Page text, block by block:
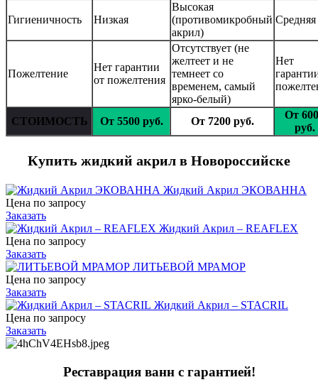
Гигиеничность Низкая
Высокая
(противомикробный
акрил)
Средняя
Пожелтение
Нет гарантии
от пожелтения
Отсутствует (не
желтеет и не
темнеет со
временем, самый
ярко-белый)
Нет
СТОИМОСТЬ От 5500 руб. От 7200 руб.
От
руб.
Купить жидкий акрил в Новороссийске
Жидкий Акрил ЭКОВАННА
Цена по запросу
Заказать
Жидкий Акрил – REAFLEX
Цена по запросу
Заказать
ЛИТЬЕВОЙ МРАМОР
Цена по запросу
Заказать
Жидкий Акрил – STACRIL
Цена по запросу
Заказать
Реставрация ванн с гарантией!